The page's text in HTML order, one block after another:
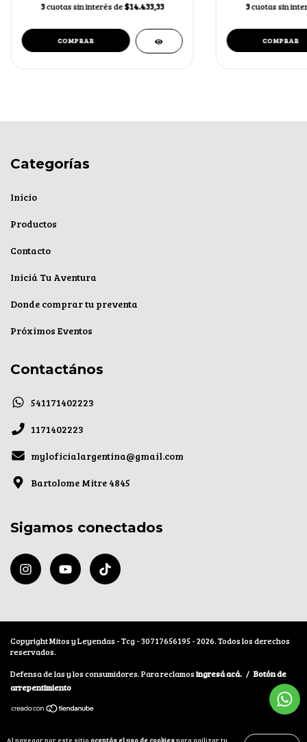
Al navegar por este sitio aceptás el uso de cookiespara agilizar tu
3cuotas sin interés de$14.433,33
3cuotas sin
Categorías
Inicio
Productos
Contacto
Iniciá Tu Aventura
Donde comprar tu preventa
Próximos Eventos
Contactános
541171402223
1171402223
myloficialargentina@gmail.com
Bartolome Mitre 4845
Sigamos conectados
Copyright Mitos y Leyendas - Tcg - 30717656195 - 2026. Todos los derechos
reservados.
Defensa de las y los consumidores. Para reclamosingresá acá. / Botón de
arrepentimiento